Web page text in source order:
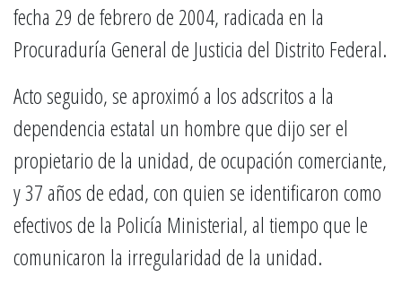
fecha 29 de febrero de 2004, radicada en la
Procuraduría General de Justicia del Distrito Federal.
Acto seguido, se aproximó a los adscritos a la
dependencia estatal un hombre que dijo ser el
propietario de la unidad, de ocupación comerciante,
y 37 años de edad, con quien se identificaron como
efectivos de la Policía Ministerial, al tiempo que le
comunicaron la irregularidad de la unidad.